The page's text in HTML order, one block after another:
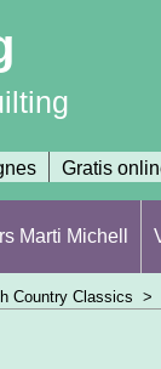
Gratis
Marti Michell
Country Classics >